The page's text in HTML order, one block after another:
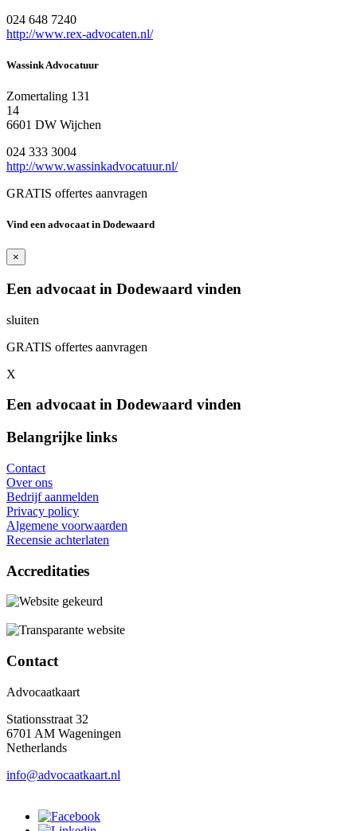
024 648 7240
http://www.rex-advocaten.nl/
Wassink Advocatuur
Zomertaling 131
14
6601 DW Wijchen
024 333 3004
http://www.wassinkadvocatuur.nl/
GRATIS offertes aanvragen
Vind een advocaat in Dodewaard
×
Een advocaat in Dodewaard vinden
sluiten
GRATIS offertes aanvragen
X
Een advocaat in Dodewaard vinden
Belangrijke links
Contact
Over ons
Bedrijf aanmelden
Privacy policy
Algemene voorwaarden
Recensie achterlaten
Accreditaties
Contact
Advocaatkaart
Stationsstraat 32
6701 AM Wageningen
Netherlands
info@advocaatkaart.nl